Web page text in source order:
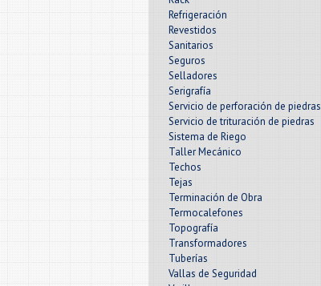
Refrigeración
Revestidos
Sanitarios
Seguros
Selladores
Serigrafía
Servicio de perforación de piedras
Servicio de trituración de piedras
Sistema de Riego
Taller Mecánico
Techos
Tejas
Terminación de Obra
Termocalefones
Topografía
Transformadores
Tuberías
Vallas de Seguridad